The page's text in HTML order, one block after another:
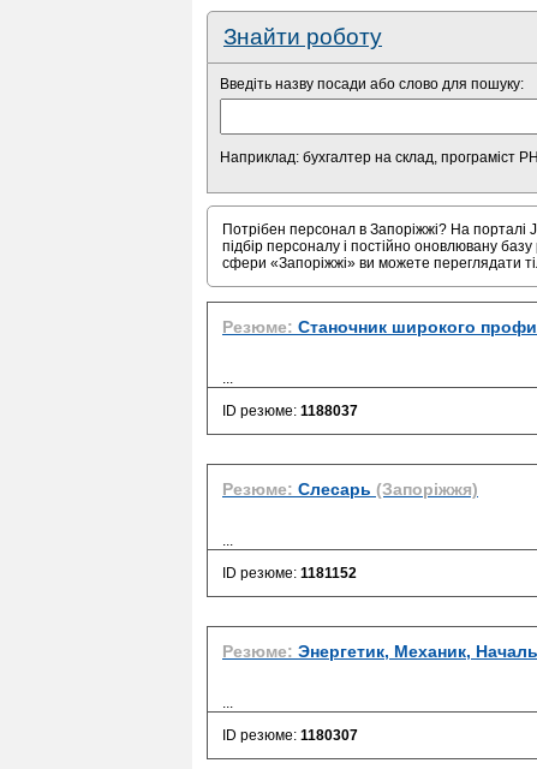
Знайти роботу
Введіть назву посади або слово для пошуку:
Наприклад: бухгалтер на склад, програміст
Потрібен персонал в Запоріжжі? На
підбір персоналу і постійно оновлювану
сфери «Запоріжжі» ви можете переглядати
Резюме: Станочник широкого
...
ID резюме: 1188037
Резюме: Слесарь (Запоріжжя)
...
ID резюме: 1181152
Резюме: Энергетик, Механик,
...
ID резюме: 1180307